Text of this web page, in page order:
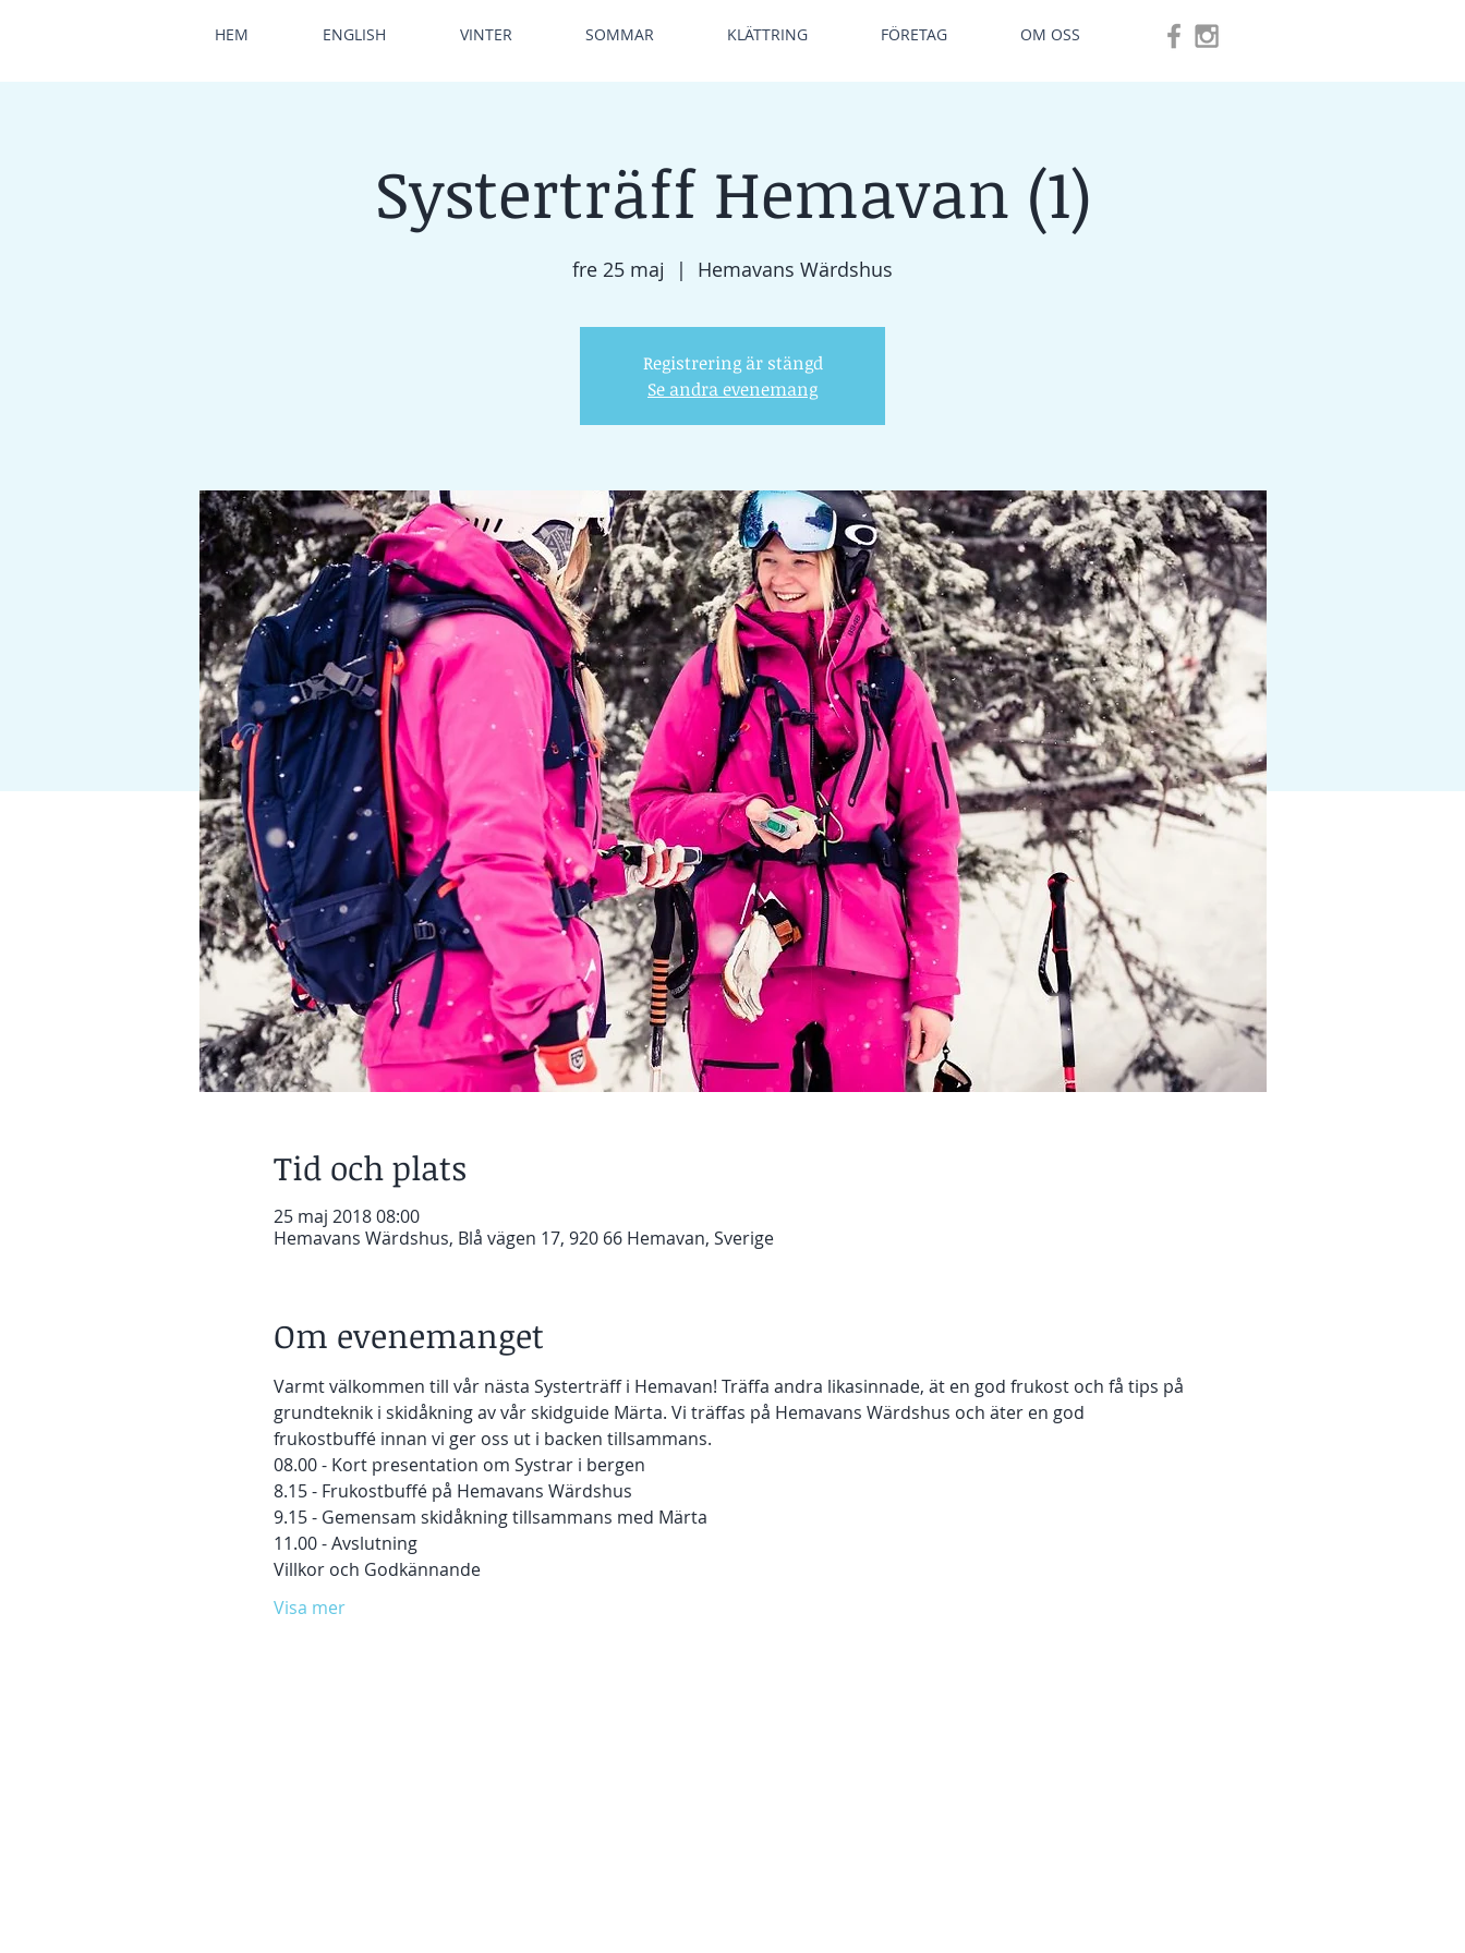
HEM ENGLISH VINTER SOMMAR KLÄTTRING FÖRETAG OM OSS
Systerträff Hemavan (1)
fre 25 maj
  |
Hemavans Wärdshus
Registrering är stängd
Se andra evenemang
Tid och plats
25 maj 2018 08:00
Hemavans Wärdshus, Blå vägen 17, 920 66 Hemavan, Sverige
Om evenemanget
Varmt välkommen till vår nästa Systerträff i Hemavan! Träffa andra likasinnade, ät en god frukost och få tips på
grundteknik i skidåkning av vår skidguide Märta. Vi träffas på Hemavans Wärdshus och äter en god
frukostbuffé innan vi ger oss ut i backen tillsammans.
08.00 - Kort presentation om Systrar i bergen
8.15 - Frukostbuffé på Hemavans Wärdshus
9.15 - Gemensam skidåkning tillsammans med Märta
11.00 - Avslutning
Villkor och Godkännande
Visa mer